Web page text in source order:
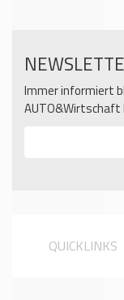
Immer informiert
QUICKLINKS